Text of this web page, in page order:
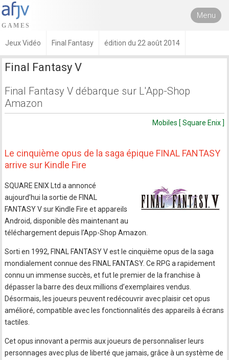
Menu
Jeux Vidéo Final Fantasy édition du 22 août 2014
Final Fantasy V
Final Fantasy V débarque sur L'App-Shop
Amazon
Mobiles [ Square Enix ]
Le cinquième opus de la saga épique FINAL FANTASY
arrive sur Kindle Fire
SQUARE ENIX Ltd a annoncé
aujourd’hui la sortie de FINAL
FANTASY V sur Kindle Fire et appareils
Android, disponible dès maintenant au
téléchargement depuis l’App-Shop Amazon.
Sorti en 1992, FINAL FANTASY V est le cinquième opus de la saga
mondialement connue des FINAL FANTASY. Ce RPG a rapidement
connu un immense succès, et fut le premier de la franchise à
dépasser la barre des deux millions d’exemplaires vendus.
Désormais, les joueurs peuvent redécouvrir avec plaisir cet opus
amélioré, compatible avec les fonctionnalités des appareils à écrans
tactiles.
Cet opus innovant a permis aux joueurs de personnaliser leurs
personnages avec plus de liberté que jamais, grâce à un système de